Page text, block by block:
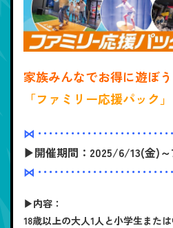
家族みんなでお得に遊ぼ
「ファミリー応援パック」
⋈ ･･･････････････････････
▶開催期間：2025/6/13(金)
⋈ ･･･････････････････････
▶内容：
18歳以上の大人1人と小学生また